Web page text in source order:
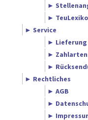
►
►
► Service
► Lieferung
► Zahlarten
►
► Rechtliches
► AGB
►
►